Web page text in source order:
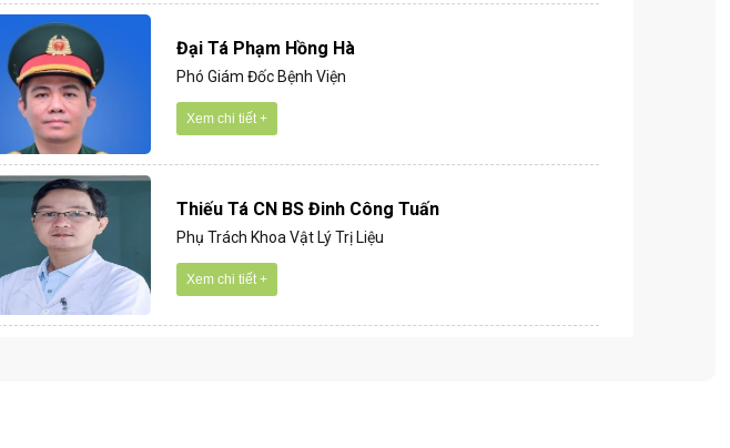
Đại Tá Phạm Hồng Hà
Phó Giám Đốc Bệnh Viện
Xem chi tiết +
Thiếu Tá CN BS Đinh Công Tuấn
Phụ Trách Khoa Vật Lý Trị Liệu
Xem chi tiết +